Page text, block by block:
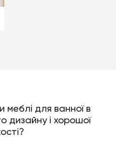
для ванної в
дизайну і хорошої